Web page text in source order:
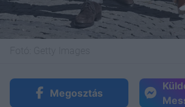
Megosztás